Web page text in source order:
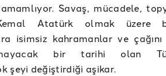
Savaş, mücadele,
Atatürk olmak üzere
isimsiz kahramanlar ve
bir tarihi olan
şeyi değiştirdiği aşikar.